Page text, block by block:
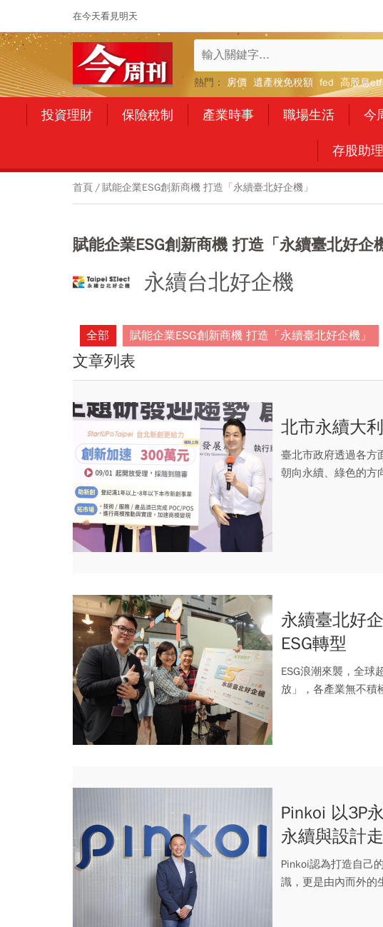
在今天看見明天
熱門： 房價 遺產稅免稅額 fed 高股息etf
投資理財 保險稅制 產業時事 職場生活 今
存股助理
首頁 賦能企業ESG創新商機 打造「永續臺北好企機」
賦能企業ESG創新商機 打造「永續臺北好企
永續台北好企機
全部 賦能企業ESG創新商機 打造「永續臺北好企機」
文章列表
北市永續大
臺北市政府透過各方
朝向永續、綠色的方
永續臺北好
ESG轉型
ESG浪潮來襲，全
放」，各產業無不積
Pinkoi 以3P
永續與設計
Pinkoi認為打造自己
識，更是由內而外的